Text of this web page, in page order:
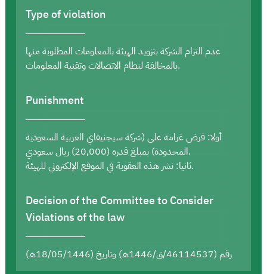
Type of violation
عدم التزام الشركة بتزويد الهيئة بالمعلومات المطلوبة منها
بالمخالفة لنظام الاتصالات وتقنية المعلومات.
Punishment
أولا: فرض غرامة على (شركة سيجنيفاي العربية السعودية
المحدودة) بمبلغ قدره (20,000) ريال سعودي.
ثانيا: نشر هذه العقوبة في الموقع الإلكتروني للهيئة.
Decision of the Committee to Consider
Violations of the law
رقم (46114537/ق/1446هـ) وتاريخ (18/05/1446هـ)